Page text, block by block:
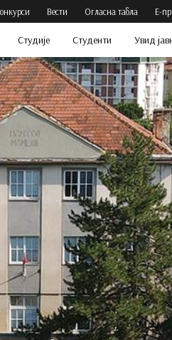
Вести Огласна табла Е-
Студије Студенти Увид